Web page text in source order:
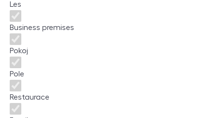
Les
Business premises
Pokoj
Pole
Restaurace